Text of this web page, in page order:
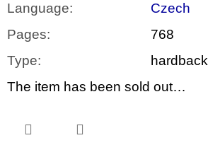
Language:
Czech
Pages:
768
Type:
hardback
The item has been sold out…